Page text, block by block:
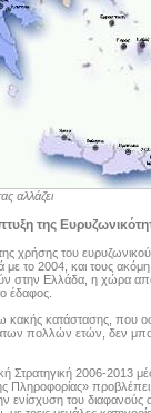
αλλάζει
της
χρήσης του
με το 2004, και τους
στην Ελλάδα, η χώρα
έδαφος.
κακής κατάστασης, που
πολλών ετών, δεν
Στρατηγική 2006-2013
Πληροφορίας»
ενίσχυση του